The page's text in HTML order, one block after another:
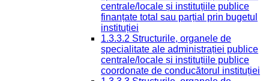
centrale/locale și instituțiile publice
finanțate total sau parțial prin bugetul
instituției
1.3.3.2 Structurile, organele de
specialitate ale administrației publice
centrale/locale și instituțiile publice
coordonate de conducătorul instituției